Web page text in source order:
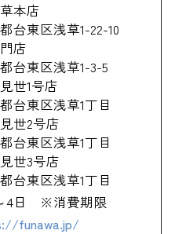
本店
台東区浅草1-22-10
店
台東区浅草1-3-5
世1号店
台東区浅草1丁目
世2号店
台東区浅草1丁目
世3号店
台東区浅草1丁目
4日 ※消費期限
funawa.jp/